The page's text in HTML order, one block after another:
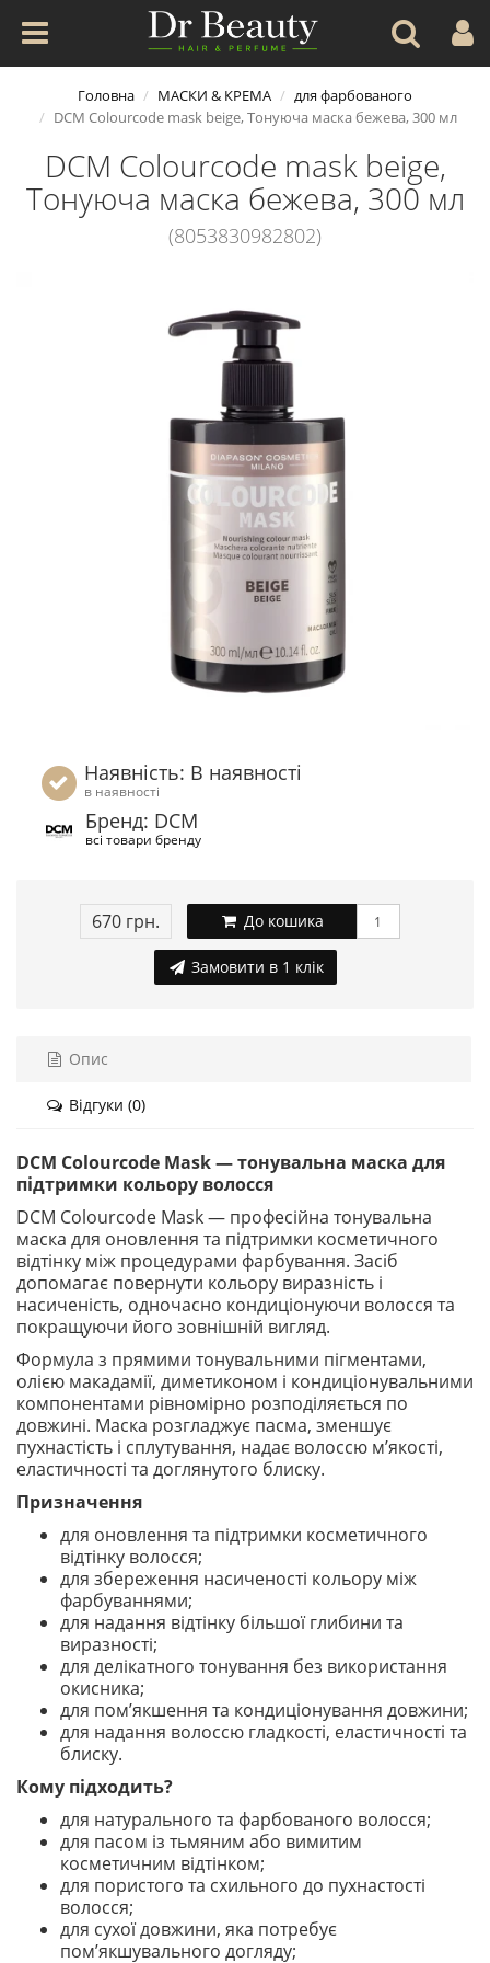
Головна МАСКИ & КРЕМА
для фарбованого
DCM Colourcode mask beige, Тонуюча маска бежева, 300 мл
DCM Colourcode mask beige,
Тонуюча маска бежева, 300 мл
(8053830982802)
Наявність: В наявності
в наявності
Бренд: DCM
всі товари бренду
670 грн. До кошика
Замовити в 1 клік
Опис
Відгуки (0)
DCM Colourcode Mask — тонувальна маска для
підтримки кольору волосся
DCM Colourcode Mask — професійна тонувальна
маска для оновлення та підтримки косметичного
відтінку між процедурами фарбування. Засіб
допомагає повернути кольору виразність і
насиченість, одночасно кондиціонуючи волосся та
покращуючи його зовнішній вигляд.
Формула з прямими тонувальними пігментами,
олією макадамії, диметиконом і кондиціонувальними
компонентами рівномірно розподіляється по
довжині. Маска розгладжує пасма, зменшує
пухнастість і сплутування, надає волоссю м’якості,
еластичності та доглянутого блиску.
Призначення
для оновлення та підтримки косметичного
відтінку волосся;
для збереження насиченості кольору між
фарбуваннями;
для надання відтінку більшої глибини та
виразності;
для делікатного тонування без використання
окисника;
для пом’якшення та кондиціонування довжини;
для надання волоссю гладкості, еластичності та
блиску.
Кому підходить?
для натурального та фарбованого волосся;
для пасом із тьмяним або вимитим
косметичним відтінком;
для пористого та схильного до пухнастості
волосся;
для сухої довжини, яка потребує
пом’якшувального догляду;